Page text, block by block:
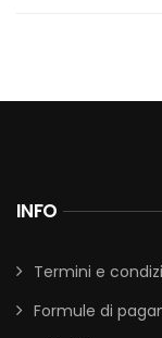
INFO
Termini e
Formule di